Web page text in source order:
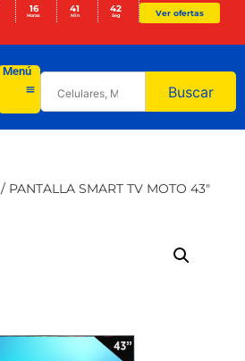
16
Horas
41
Min
41
Seg Ver ofertas
Menú
Buscar
/ PANTALLA SMART TV MOTO 43″